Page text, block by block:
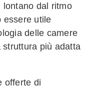
lontano dal ritmo
essere utile
delle camere
più adatta
offerte di